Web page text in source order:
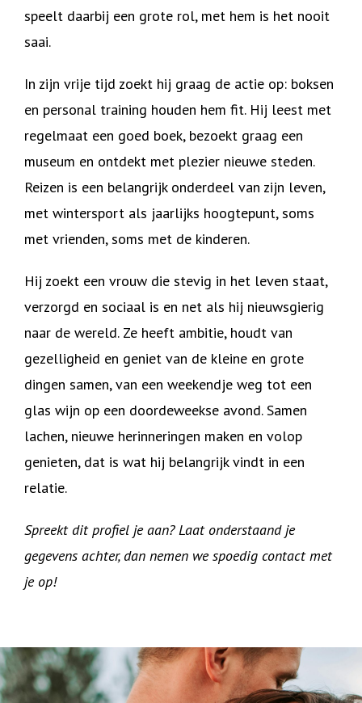
speelt daarbij een grote rol, met hem is het nooit
saai.
In zijn vrije tijd zoekt hij graag de actie op: boksen
en personal training houden hem fit. Hij leest met
regelmaat een goed boek, bezoekt graag een
museum en ontdekt met plezier nieuwe steden.
Reizen is een belangrijk onderdeel van zijn leven,
met wintersport als jaarlijks hoogtepunt, soms
met vrienden, soms met de kinderen.
Hij zoekt een vrouw die stevig in het leven staat,
verzorgd en sociaal is en net als hij nieuwsgierig
naar de wereld. Ze heeft ambitie, houdt van
gezelligheid en geniet van de kleine en grote
dingen samen, van een weekendje weg tot een
glas wijn op een doordeweekse avond. Samen
lachen, nieuwe herinneringen maken en volop
genieten, dat is wat hij belangrijk vindt in een
relatie.
Spreekt dit profiel je aan? Laat onderstaand je
gegevens achter, dan nemen we spoedig contact met
je op!